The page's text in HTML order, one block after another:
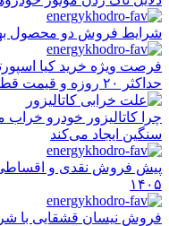
شرایط فروش دو محصول بهمن
حداکثر ۲۰ روزه و قیمت قطعی
سنگین ایجاد می‌کند
۱۴۰۵
فروش نیسان قشقایی با